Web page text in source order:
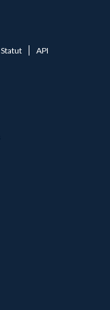
Statut API